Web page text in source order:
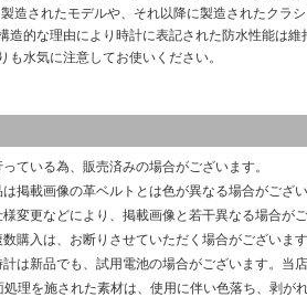
造されたモデルや、それ以降に製造されたクラ
造的な理由により時計に表記された防水性能は維
も水気に注意してお使いください。
ている為、販売済みの場合がございます。
掲載画像の革ベルトとは色が異なる場合がござ
様変更などにより、掲載画像と若干異なる場合が
購入は、お断りさせていただく場合がございます
は新品でも、試用電池の場合がございます。当
処理を施された素材は、使用に伴い色落ち、剥が